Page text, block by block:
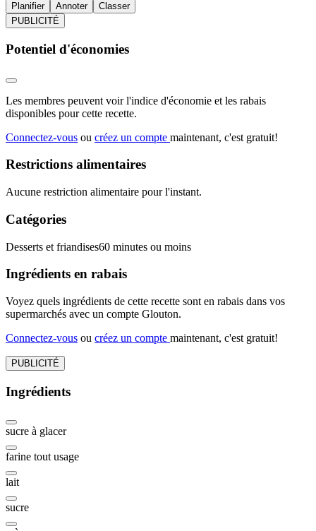
Planifier Annoter
Classer
PUBLICITÉ
Potentiel d'économies
Les membres peuvent voir l'indice d'économie et les rabais
disponibles pour cette recette.
Connectez-vous ou créez un compte maintenant, c'est gratuit!
Restrictions alimentaires
Aucune restriction alimentaire pour l'instant.
Catégories
Desserts et friandises60 minutes ou moins
Ingrédients en rabais
Voyez quels ingrédients de cette recette sont en rabais dans vos
supermarchés avec un compte Glouton.
Connectez-vous ou créez un compte maintenant, c'est gratuit!
PUBLICITÉ
Ingrédients
sucre à glacer
farine tout usage
lait
sucre